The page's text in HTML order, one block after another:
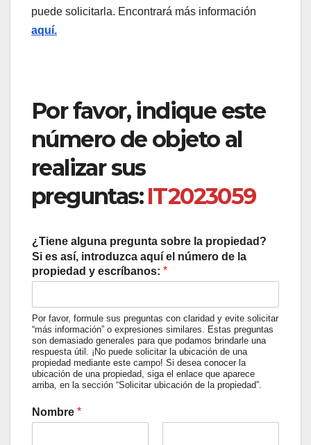
puede solicitarla. Encontrará más información
aquí.
Por favor, indique este
número de objeto al
realizar sus
preguntas: IT2023059
¿Tiene alguna pregunta sobre la propiedad?
Si es así, introduzca aquí el número de la
propiedad y escríbanos: *
Por favor, formule sus preguntas con claridad y evite solicitar
“más información” o expresiones similares. Estas preguntas
son demasiado generales para que podamos brindarle una
respuesta útil. ¡No puede solicitar la ubicación de una
propiedad mediante este campo! Si desea conocer la
ubicación de una propiedad, siga el enlace que aparece
arriba, en la sección “Solicitar ubicación de la propiedad”.
Nombre *